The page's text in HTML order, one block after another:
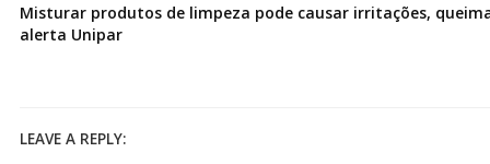
Misturar produtos de limpeza pode causar irritações,
alerta Unipar
LEAVE A REPLY: